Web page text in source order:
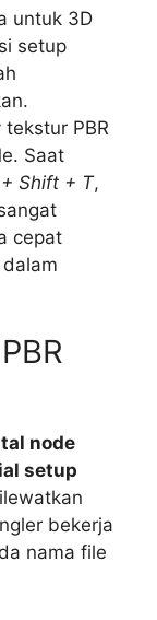
untuk 3D
setup
PBR
Saat
Shift + T,
cepat
node
setup
bekerja
nama file